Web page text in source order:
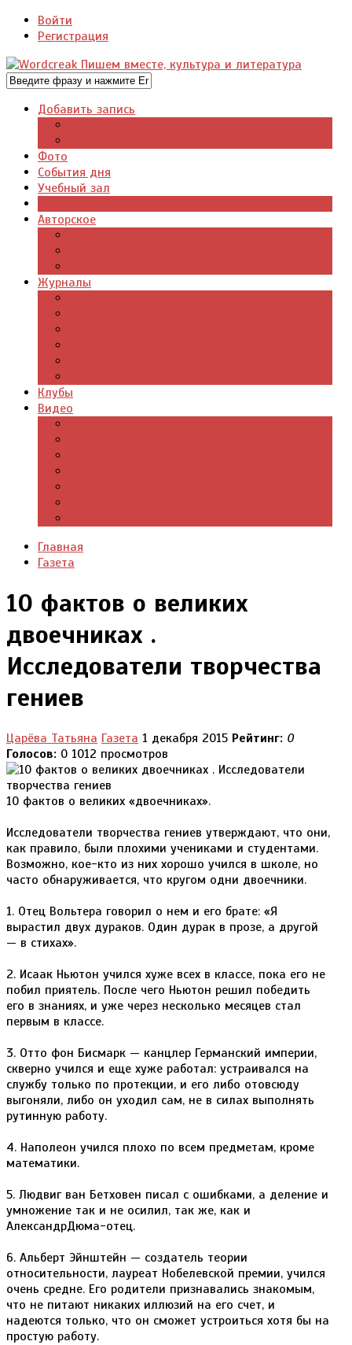
Войти
Регистрация
Добавить запись
Фото
События дня
Учебный зал
Авторское
Журналы
Клубы
Видео
Главная
Газета
10 фактов о великих
двоечниках .
Исследователи творчества
гениев
Царёва Татьяна Газета 1 декабря 2015 Рейтинг: 0
Голосов: 0 1012 просмотров
10 фактов о великих «двоечниках».
Исследователи творчества гениев утверждают, что они,
как правило, были плохими учениками и студентами.
Возможно, кое-кто из них хорошо учился в школе, но
часто обнаруживается, что кругом одни двоечники.
1. Отец Вольтера говорил о нем и его брате: «Я
вырастил двух дураков. Один дурак в прозе, а другой
— в стихах».
2. Исаак Ньютон учился хуже всех в классе, пока его не
побил приятель. После чего Ньютон решил победить
его в знаниях, и уже через несколько месяцев стал
первым в классе.
3. Отто фон Бисмарк — канцлер Германский империи,
скверно учился и еще хуже работал: устраивался на
службу только по протекции, и его либо отовсюду
выгоняли, либо он уходил сам, не в силах выполнять
рутинную работу.
4. Наполеон учился плохо по всем предметам, кроме
математики.
5. Людвиг ван Бетховен писал с ошибками, а деление и
умножение так и не осилил, так же, как и
АлександрДюма-отец.
6. Альберт Эйнштейн — создатель теории
относительности, лауреат Нобелевской премии, учился
очень средне. Его родители признавались знакомым,
что не питают никаких иллюзий на его счет, и
надеются только, что он сможет устроиться хотя бы на
простую работу.